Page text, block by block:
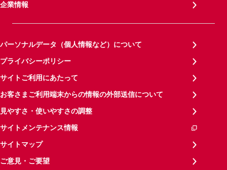
企業情報
パーソナルデータ（個人情報など）について
プライバシーポリシー
サイトご利用にあたって
お客さまご利用端末からの情報の外部送信について
見やすさ・使いやすさの調整
サイトメンテナンス情報
サイトマップ
ご意見・ご要望